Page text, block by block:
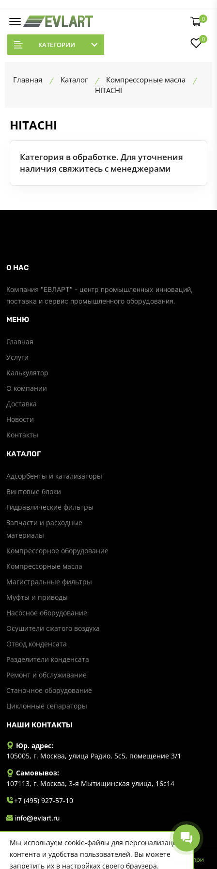
0
КАТЕГОРИИ
0
Главная Каталог
Компрессорные масла
HITACHI
HITACHI
Категория в обработке. Для уточнения
наличия свяжитесь с менеджерами
О НАС
Компания "ЕВЛАРТ" - центр промышленных инноваций,
поставка и сервис промышленного оборудования.
МЕНЮ
Главная
Услуги
Калькулятор
О компании
Доставка
Новости
Контакты
КАТАЛОГ
Адсорбенты и катализаторы
Винтовые блоки
Гидравлические фильтры
Запчасти и расходные
материалы
Компрессорное оборудование
Компрессорные масла
Магистральные фильтры
Муфты и приводы
Насосное оборудование
Осушители сжатого воздуха
Отвод конденсата
Разделители конденсата
Ремонт и обслуживание
Станочное оборудование
Циклонные сепараторы
НАШИ КОНТАКТЫ
Юр. адрес:
105005, г. Москва, улица Радио, 5с5, помещение 3/1
Самовывоз:
107113, г. Москва, 3-я Мытищинская улица, 16с14
+7 (495) 927-57-10
info@evlart.ru
© 2026 Evlart. Сайт несет информационный характер и ни при
каких обстоятельствах не является публичной офертой.
Мы используем cookie-файлы для персонализации
контента и удобства пользователей. Вы можете
запретить их в настройках своего браузера.